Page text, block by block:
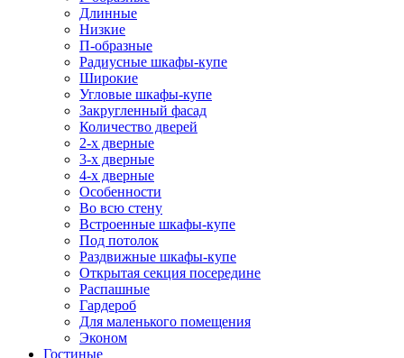
Длинные
Низкие
П-образные
Радиусные шкафы-купе
Широкие
Угловые шкафы-купе
Закругленный фасад
Количество дверей
2-х дверные
3-х дверные
4-х дверные
Особенности
Во всю стену
Встроенные шкафы-купе
Под потолок
Раздвижные шкафы-купе
Открытая секция посередине
Распашные
Гардероб
Для маленького помещения
Эконом
Гостиные